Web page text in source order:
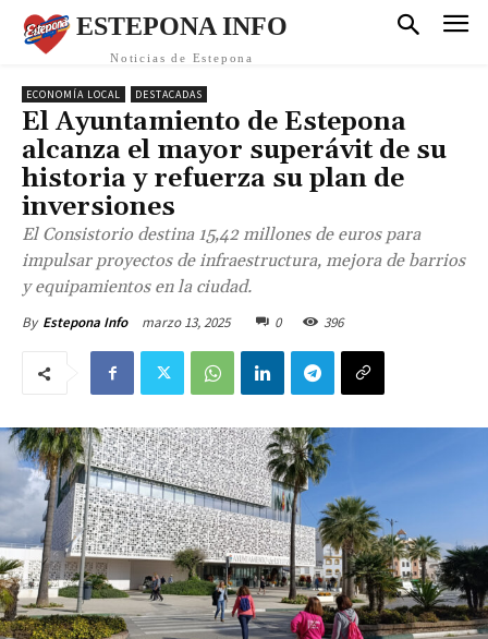
ESTEPONA INFO
Noticias de Estepona
ECONOMÍA LOCAL DESTACADAS
El Ayuntamiento de Estepona
alcanza el mayor superávit de su
historia y refuerza su plan de
inversiones
El Consistorio destina 15,42 millones de euros para
impulsar proyectos de infraestructura, mejora de barrios
y equipamientos en la ciudad.
By Estepona Info marzo 13, 2025 0 396